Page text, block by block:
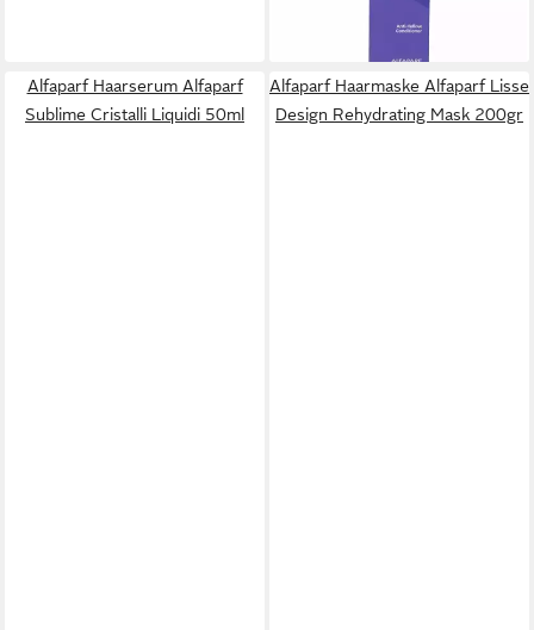
lieferbar - in 2-3 Werktagen bei dir
Alfaparf Haarserum Alfaparf
Sublime Cristalli Liquidi 50ml
Alfaparf Haarmaske Alfaparf Lisse
Design Rehydrating Mask 200gr